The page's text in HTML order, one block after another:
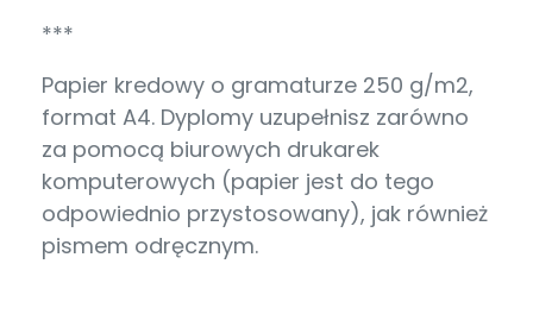
***
Papier kredowy o gramaturze 250 g/m2,
format A4. Dyplomy uzupełnisz zarówno
za pomocą biurowych drukarek
komputerowych (papier jest do tego
odpowiednio przystosowany), jak również
pismem odręcznym.